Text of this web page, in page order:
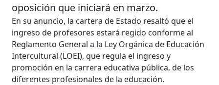
oposición que iniciará en marzo.
En su anuncio, la cartera de Estado resaltó que el
ingreso de profesores estará regido conforme al
Reglamento General a la Ley Orgánica de Educación
Intercultural (LOEI), que regula el ingreso y
promoción en la carrera educativa pública, de los
diferentes profesionales de la educación.